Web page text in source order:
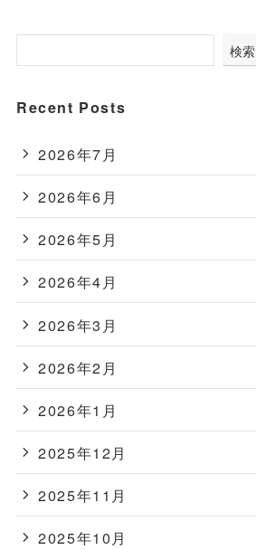
検索
Recent Posts
2026年7月
2026年6月
2026年5月
2026年4月
2026年3月
2026年2月
2026年1月
2025年12月
2025年11月
2025年10月